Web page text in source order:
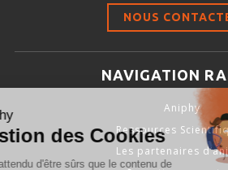
SUPPORTS D’ACCESSOIRES POUR
MICROFRAISES À MOTEUR DÉPORTÉ
AUTRES ACCESSOIRES
INSTRUMENTS ET ACCESSOIRES
NOUS
NAVIGATION
Aniphy
Ressources
Les partenaires